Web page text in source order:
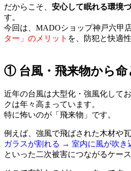
だからこそ、 安心して眠れる環境
す。
今回は、MADOショップ神戸六甲
ター」のメリット を、防犯と快適
① 台風・飛来物から命
近年の台風は大型化・強風化して
クは年々高まっています。
特に怖いのが「飛来物」です。
例えば、強風で飛ばされた木材や
ガラスが割れる → 室内に風が吹
といった二次被害につながるケー